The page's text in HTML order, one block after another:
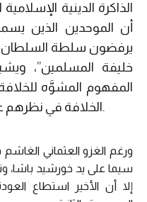
الذاكرة الدينية
أن الموحدين الذين
يرفضون سلطة السلطان
خليفة المسلمين”،
المفهوم المشوَّه للخلافة
الخلافة في نظرهم عربية خالصة قائمة على الشورى.
ورغم الغزو العثماني الغاشم
سيما على يد خورشيد باشا،
إلا أن الأخير استطاع